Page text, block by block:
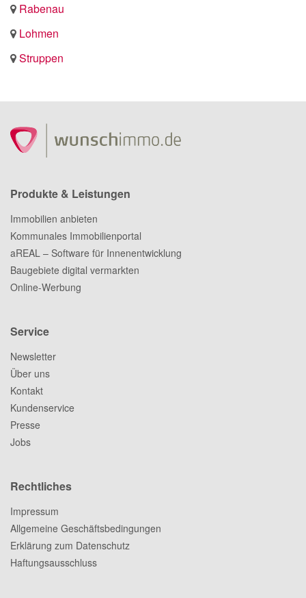
Rabenau
Lohmen
Struppen
Produkte & Leistungen
Immobilien anbieten
Kommunales Immobilienportal
aREAL – Software für Innenentwicklung
Baugebiete digital vermarkten
Online-Werbung
Service
Newsletter
Über uns
Kontakt
Kundenservice
Presse
Jobs
Rechtliches
Impressum
Allgemeine Geschäftsbedingungen
Erklärung zum Datenschutz
Haftungsausschluss